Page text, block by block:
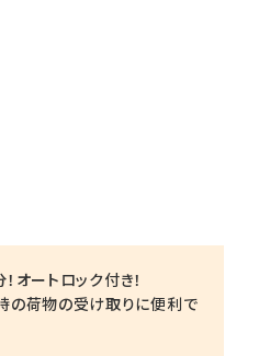
ートロック付き！
の荷物の受け取りに便利で